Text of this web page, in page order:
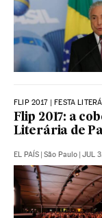
FLIP 2017 | FESTA
Flip 2017: a
Literária de
EL PAÍS | São Paulo | JUL